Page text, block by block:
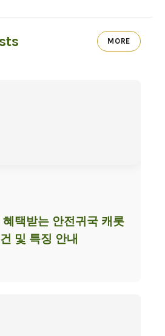
MORE
택받는 안전귀국 캐롯
및 특징 안내